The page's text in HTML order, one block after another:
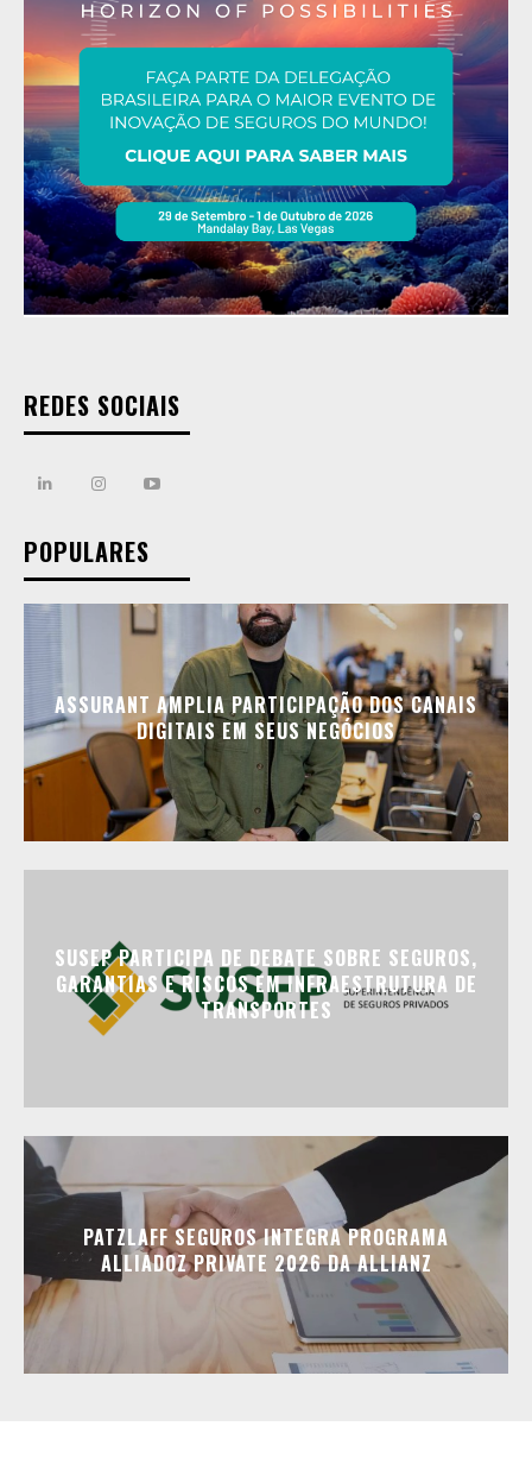
REDES SOCIAIS
POPULARES
ASSURANT AMPLIA PARTICIPAÇÃO DOS CANAIS
DIGITAIS EM SEUS NEGÓCIOS
SUSEP PARTICIPA DE DEBATE SOBRE SEGUROS,
GARANTIAS E RISCOS EM INFRAESTRUTURA DE
TRANSPORTES
PATZLAFF SEGUROS INTEGRA PROGRAMA
ALLIADOZ PRIVATE 2026 DA ALLIANZ